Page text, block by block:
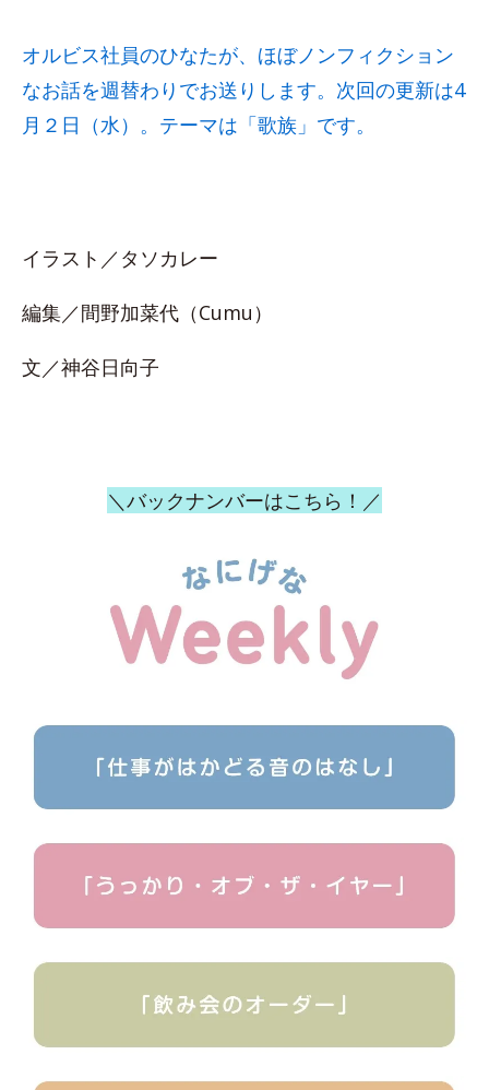
オルビス社員のひなたが、ほぼノンフィクション
なお話を週替わりでお送りします。次回の更新は4
月２日（水）。テーマは「歌族」です。
イラスト／タソカレー
編集／間野加菜代（Cumu）
文／神谷日向子
＼バックナンバーはこちら！／